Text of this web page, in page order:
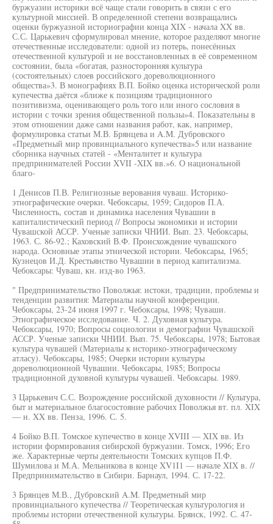
буржуазии историки всё чаще стали говорить в связи с его
культурной миссией. В определенной степени возвращались
оценки буржуазной историографии конца XIX - начала XX вв.
С.С. Царькевич сформулировал мнение, которое разделяют многие
отечественные исследователи: одной из потерь, понесённых
отечественной культурой и не восстановленных в её современном
состоянии, была «богатая, разносторонняя культура
(состоятельных) слоев российского дореволюционного
общества»3. В монографиях В.П. Бойко оценка исторической роли
купечества даётся «ближе к позициям традиционного
позитивизма, оценивающего роль того или иного сословия в
истории с точки зрения общественной пользы»4. Показательны в
этом отношении даже сами названия работ, как, например,
формулировка статьи М.В. Брянцева и A.M. Дубровского
«Предметный мир провинциального купечества»5 или название
сборника научных статей - «Менталитет и культура
предпринимателей России XVII -XIX вв.»6. О национальной
благо-
1 Денисов П.В. Религиозные верования чуваш. Историко-
этнографические очерки. Чебоксары, 1959; Сидоров П.А.
Численность, состав и динамика населения Чувашии в
капиталистический период // Вопросы экономики и истории
Чувашской АССР. Ученые записки ЧНИИ. Вып. 23. Чебоксары,
1963. С. 86-92.; Каховский В.Ф. Происхождение чувашского
народа. Основные этапы этнической истории. Чебоксары, 1965;
Кузнецов И.Д. Крестьянство Чувашии в период капитализма.
Чебоксары: Чуваш, кн. изд-во 1963.
" Предпринимательство Поволжья: истоки, традиции, проблемы и
тенденции развития: Материалы научной конференции.
Чебоксары, 23-24 июня 1997 г. Чебоксары, 1998; Чуваши.
Этнографическое исследование. Ч. 2. Духовная культура.
Чебоксары, 1970; Вопросы социологии и демографии Чувашской
АССР. Ученые записки ЧНИИ. Вып. 75. Чебоксары, 1978; Бытовая
культура чувашей (Материалы к историко-этнографическому
атласу). Чебоксары, 1985; Очерки истории культуры
дореволюционной Чувашии. Чебоксары, 1985; Вопросы
традиционной духовной культуры чувашей. Чебоксары. 1989.
3 Царькевич С.С. Возрождение российской духовности // Культура,
быт и материальное благосостояние рабочих Поволжья вт. пл. XIX
— н. XX вв. Пенза, 1996. С. 5.
4 Бойко В.П. Томское купечество в конце XVIII — XIX вв. Из
истории формирования сибирской буржуазии. Томск, 1996; Его
же. Характерные черты деятельности Томских купцов П.Ф.
Шумилова и М.А. Мельникова в конце XV1I1 — начале XIX в. //
Предпринимательство в Сибири. Барнаул, 1994. С. 17-22.
3 Брянцев М.В., Дубровский A.M. Предметный мир
провинциального купечества // Теоретическая культурология и
проблемы истории отечественной культуры. Брянск, 1992. С. 47-